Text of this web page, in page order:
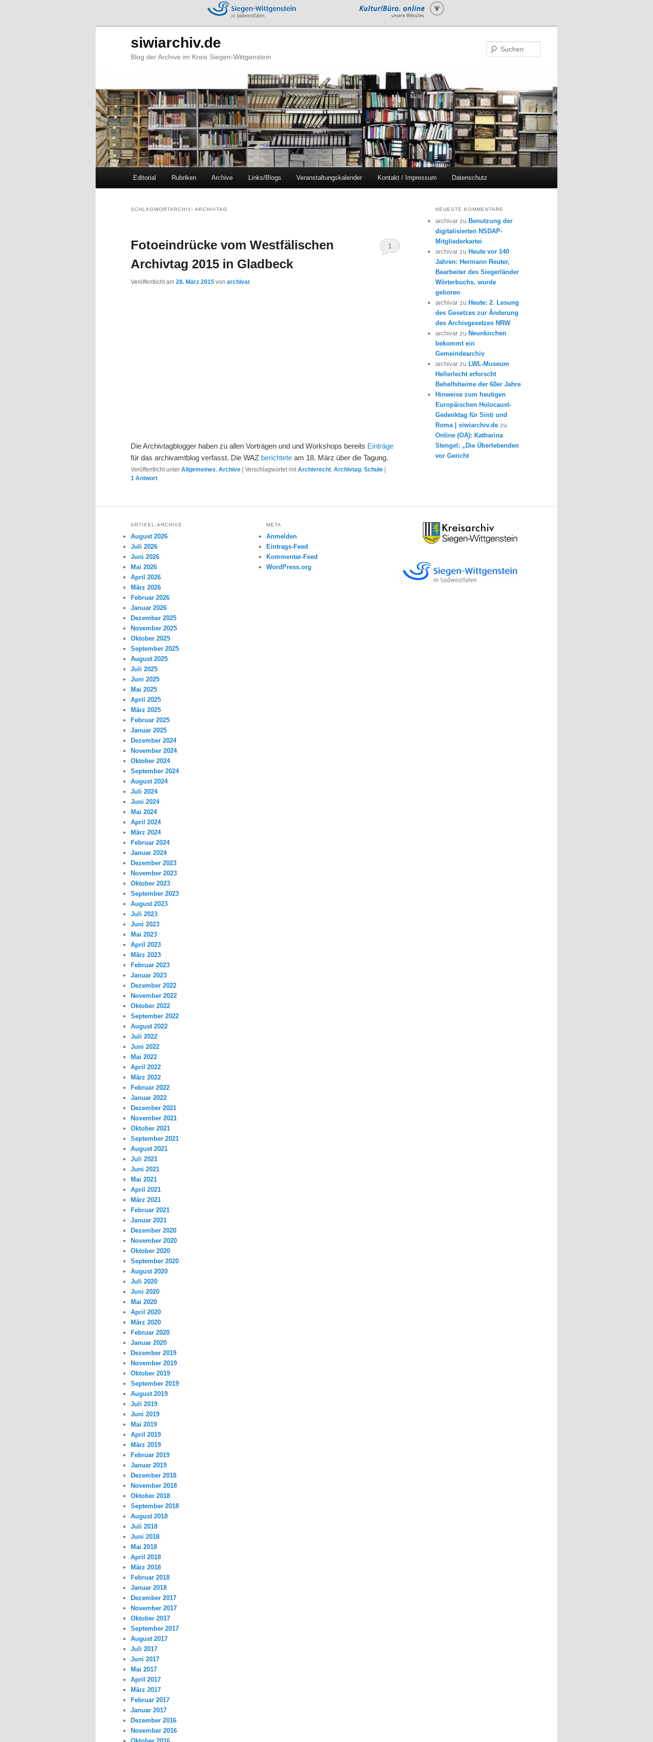
siwiarchiv.de
Blog der Archive im Kreis Siegen-Wittgenstein
Zum
springen
Zum
springen
Editorial Rubriken Archive Links/Blogs Veranstaltungskalender Kontakt / Impressum Datenschutz
SCHLAGWORTARCHIV:ARCHIVTAG
Fotoeindrücke vom Westfälischen
Archivtag 2015 in Gladbeck
Veröffentlicht am28. März 2015 vonarchivar
1
Die Archivtagblogger haben zu allen Vorträgen und und Workshops bereits Einträge
für das archivamtblog verfasst. Die WAZ berichteteam 18. März über die Tagung.
Veröffentlicht unter Allgemeines,Archive |Verschlagwortet mit Archivrecht,Archivtag,Schule
1 Antwort
NEUESTE KOMMENTARE
archivar zuBenutzung der
digitalisierten NSDAP-
Mitgliederkartei
archivar zuHeute vor 140
Jahren: Hermann Reuter,
Bearbeiter des Siegerländer
Wörterbuchs, wurde
geboren
archivar zuHeute: 2. Lesung
des Gesetzes zur Änderung
des Archivgesetzes NRW
archivar zuNeunkirchen
bekommt ein
Gemeindearchiv
archivar zuLWL-Museum
Hellerlecht erforscht
Behelfsheime der 60er Jahre
Hinweise zum heutigen
Europäischen Holocaust-
Gedenktag für Sinti und
Roma | siwiarchiv.de zu
Online (OA): Katharina
Stengel: „Die Überlebenden
vor Gericht
ARTIKEL-ARCHIVE
August 2026
Juli 2026
Juni 2026
Mai 2026
April 2026
März 2026
Februar 2026
Januar 2026
Dezember 2025
November 2025
Oktober 2025
September 2025
August 2025
Juli 2025
Juni 2025
Mai 2025
April 2025
März 2025
Februar 2025
Januar 2025
Dezember 2024
November 2024
Oktober 2024
September 2024
August 2024
Juli 2024
Juni 2024
Mai 2024
April 2024
März 2024
Februar 2024
Januar 2024
Dezember 2023
November 2023
Oktober 2023
September 2023
August 2023
Juli 2023
Juni 2023
Mai 2023
April 2023
März 2023
Februar 2023
Januar 2023
Dezember 2022
November 2022
Oktober 2022
September 2022
August 2022
Juli 2022
Juni 2022
Mai 2022
April 2022
März 2022
Februar 2022
Januar 2022
Dezember 2021
November 2021
Oktober 2021
September 2021
August 2021
Juli 2021
Juni 2021
Mai 2021
April 2021
März 2021
Februar 2021
Januar 2021
Dezember 2020
November 2020
Oktober 2020
September 2020
August 2020
Juli 2020
Juni 2020
Mai 2020
April 2020
März 2020
Februar 2020
Januar 2020
Dezember 2019
November 2019
Oktober 2019
September 2019
August 2019
Juli 2019
Juni 2019
Mai 2019
April 2019
März 2019
Februar 2019
Januar 2019
Dezember 2018
November 2018
Oktober 2018
September 2018
August 2018
Juli 2018
Juni 2018
Mai 2018
April 2018
März 2018
Februar 2018
Januar 2018
Dezember 2017
November 2017
Oktober 2017
September 2017
August 2017
Juli 2017
Juni 2017
Mai 2017
April 2017
März 2017
Februar 2017
Januar 2017
Dezember 2016
November 2016
META
Anmelden
Eintrags-Feed
Kommentar-Feed
WordPress.org